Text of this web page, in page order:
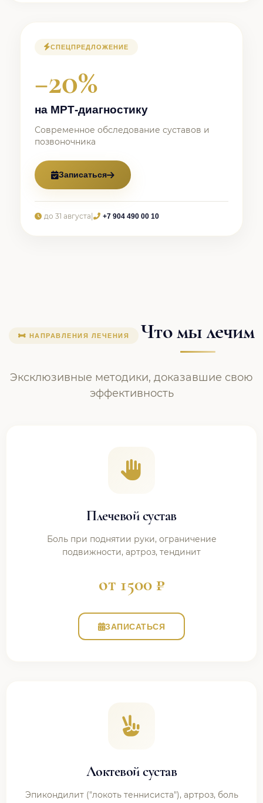
СПЕЦПРЕДЛОЖЕНИЕ
−20%
на МРТ-диагностику
Современное обследование суставов и
позвоночника
Записаться
до 31 августа +7 904 490 00 10
НАПРАВЛЕНИЯ ЛЕЧЕНИЯ Что мы лечим
Эксклюзивные методики, доказавшие свою
эффективность
Плечевой сустав
Боль при поднятии руки, ограничение
подвижности, артроз, тендинит
от 1500 ₽
ЗАПИСАТЬСЯ
Локтевой сустав
Эпикондилит ("локоть теннисиста"), артроз, боль